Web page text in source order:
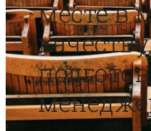
месте в
качеству